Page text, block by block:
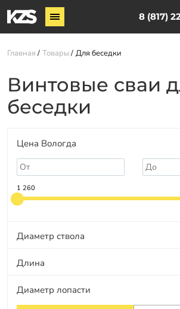
8 (817)
Винтовые сваи
Комплектующие
О компании
Новости
Контакты
Доставка
Оплата
Отзывы
Главная Товары Для беседки
Винтовые сваи
беседки
Цена Вологда
1 260
Диаметр ствола
Длина
Диаметр лопасти